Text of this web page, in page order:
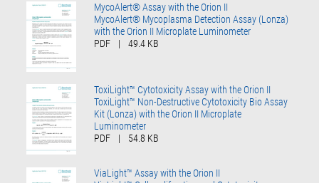
MycoAlert® Assay with the Orion II
MycoAlert® Mycoplasma Detection Assay (Lonza)
with the Orion II Microplate Luminometer
PDF
| 49.4 KB
ToxiLight™ Cytotoxicity Assay with the Orion II
ToxiLight™ Non-Destructive Cytotoxicity Bio Assay
Kit (Lonza) with the Orion II Microplate
Luminometer
PDF
| 54.8 KB
ViaLight™ Assay with the Orion II